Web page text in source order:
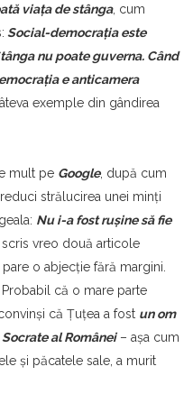
viaţa de stânga, cum
Social-democraţia este
nu poate guverna. Când
e anticamera
exemple din gândirea
mult pe Google, după cum
strălucirea unei minţi
Nu i-a fost ruşine să fie
vreo două articole
o abjecţie fără margini.
că o mare parte
că Ţuţea a fost un om
Socrate al Românei– aşa cum
şi păcatele sale, a murit